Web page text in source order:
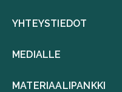
YHTEYSTIEDOT
MEDIALLE
MATERIAALIPANKKI